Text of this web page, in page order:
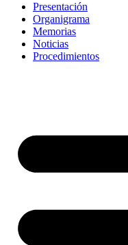
Presentación
Organigrama
Memorias
Noticias
Procedimientos